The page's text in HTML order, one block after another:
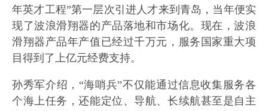
年英才工程”第一层次引进人才来到青岛，当年便实
现了波浪滑翔器的产品落地和市场化。现在，波浪
滑翔器产品年产值已经过千万元，服务国家重大项
目得到了上亿元经费支持。
孙秀军介绍，“海哨兵”不仅能通过信息收集服务各
个海上任务，还能定位、导航、长续航甚至是自主